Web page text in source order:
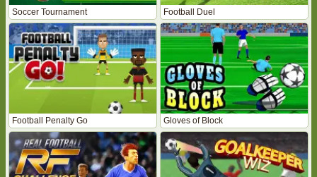
Soccer Tournament Football Duel
Football Penalty Go Gloves of Block